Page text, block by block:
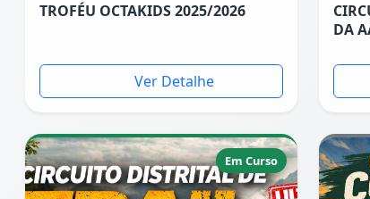
TROFÉU OCTAKIDS 2025/2026
Ver Detalhe
DA
Em Curso